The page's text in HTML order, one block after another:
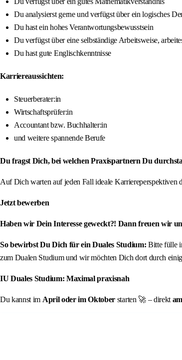
Du analysierst gerne und verfügst über ein logisches
Du hast ein hohes Verantwortungsbewusstsein
Du verfügst über eine selbständige Arbeitsweise,
Du hast gute Englischkenntnisse
Karriereaussichten:
Steuerberater:in
Wirtschaftsprüfer:in
Accountant bzw. Buchhalter:in
und weitere spannende Berufe
Du fragst Dich, bei welchen Praxispartnern Du
Auf Dich warten auf jeden Fall ideale
Jetzt bewerben
Haben wir Dein Interesse geweckt?! Dann freuen wir
So bewirbst Du Dich für ein Duales Studium: Bitte fülle
zum Dualen Studium und wir möchten Dich dort durch
IU Duales Studium: Maximal praxisnah
Du kannst im April oder im Oktober starten 🚀 – direkt